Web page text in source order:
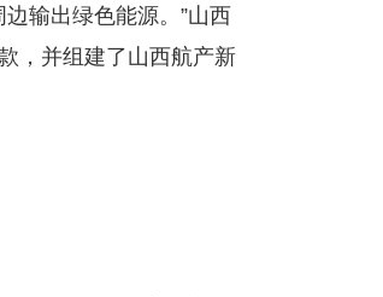
输出绿色能源。”山西
，并组建了山西航产新